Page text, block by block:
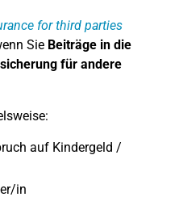
for third parties
Sie Beiträge in die
für andere
auf Kindergeld /
in